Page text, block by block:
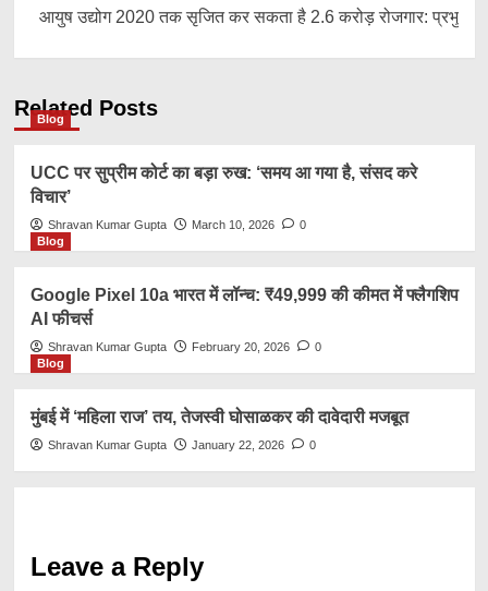
आयुष उद्योग 2020 तक सृजित कर सकता है 2.6 करोड़ रोजगार: प्रभु
Related Posts
Blog
UCC पर सुप्रीम कोर्ट का बड़ा रुख: ‘समय आ गया है, संसद करे
विचार’
Shravan Kumar Gupta March 10, 2026
0
Blog
Google Pixel 10a भारत में लॉन्च: ₹49,999 की कीमत में फ्लैगशिप
AI फीचर्स
Shravan Kumar Gupta February 20, 2026
0
Blog
मुंबई में ‘महिला राज’ तय, तेजस्वी घोसाळकर की दावेदारी मजबूत
Shravan Kumar Gupta January 22, 2026 0
Leave a Reply